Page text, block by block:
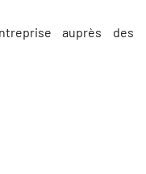
auprès des